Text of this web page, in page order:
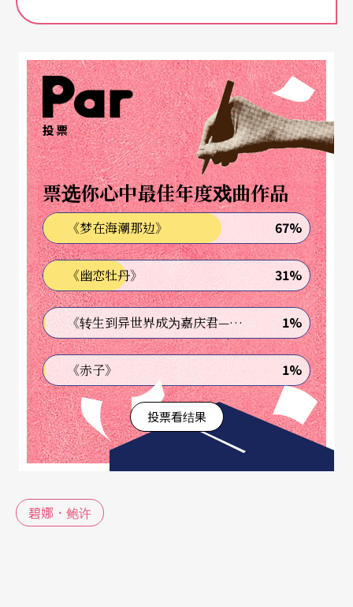
的特质。这次将看到碧娜为巴西创作的《水》，这
个被西方媒体称为「明亮、性感、令人愉悦」的舞
作。透过碧娜之眼去看巴西，也是透过舞作追忆这
位无可取代的舞蹈家，让这次的约会有了更深的意
义。
投票
票选你心中最佳年度戏曲作品
《梦在海潮那边》 67%
《幽恋牡丹》 31%
《转生到异世界成为嘉庆君—发现我的祖先是诈骗集团!?》 1%
《赤子》 1%
投票看结果
碧娜．鲍许